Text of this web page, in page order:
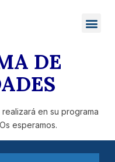
DE
en su programa
esperamos.